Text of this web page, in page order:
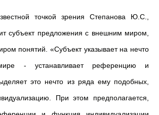
точкой зрения Степанова Ю.С.,
субъект предложения с внешним миром,
понятий. «Субъект указывает на нечто
- устанавливает референцию и
это нечто из ряда ему подобных,
При этом предполагается,